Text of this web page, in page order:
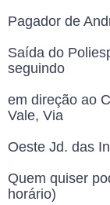
Pagador de
Saída do
seguindo
em direção ao
Vale, Via
Oeste Jd. das
Quem quiser
horário)